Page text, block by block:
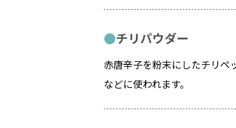
チリパウダー
赤唐辛子を粉末にしたチリペ
などに使われます。